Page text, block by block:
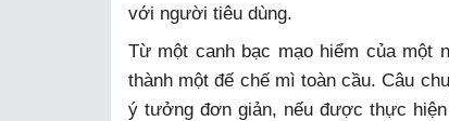
với người tiêu dùng.
Từ một canh bạc mạo hiểm của một
thành một đế chế mì toàn cầu. Câu
ý tưởng đơn giản, nếu được thực